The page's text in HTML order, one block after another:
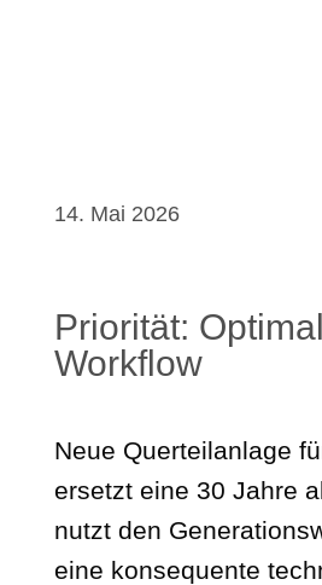
14. Mai 2026
Priorität:
Workflow
Neue Querteilanlage
ersetzt eine 30 Jahre
nutzt den
eine konsequente